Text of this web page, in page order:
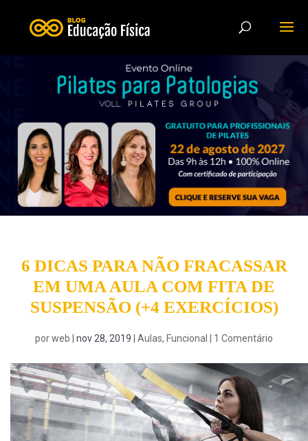
6 DICAS PARA NÃO FRACASSAR
EM UMA AULA COM FITA DE
SUSPENSÃO (+4 EXERCÍCIOS)
porweb nov 28, 2019 Aulas, Funcional 1 Comentário